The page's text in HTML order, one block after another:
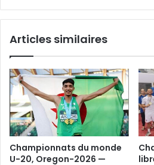
Articles similaires
Championnats du monde
U-20, Oregon-2026 —